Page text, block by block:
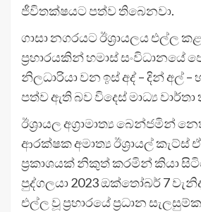
ජීවිතක්ෂයට පත්ව තිබෙනවා.
ගාසා නගරයට ඊශ්‍රායලය එල්ල
ප්‍රහාරයකින් හමාස් සංවිධානයේ
නිලධාරියා වන ඉස් අද් – දින් අල්
පත්ව ඇති බව විදෙස් මාධ්‍ය වාර්තා
ඊශ්‍රායල අග්‍රාමාත්‍ය බෙන්ජමින්
ආරක්ෂක අමාත්‍ය ඊශ්‍රායල් කැට්ස්
ප්‍රකාශයක් නිකුත් කරමින් කියා
පුද්ගලයා 2023 ඔක්තෝබර් 7
එල්ල වූ ප්‍රහාරයේ ප්‍රධාන